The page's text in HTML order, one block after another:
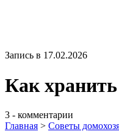
Запись в 17.02.2026
Как
3 - комментарии
Главная > Советы